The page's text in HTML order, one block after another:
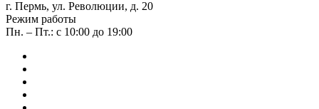
г. Пермь, ул. Революции, д. 20
Режим работы
Пн. – Пт.: с 10:00 до 19:00